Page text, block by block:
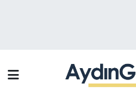
Efeler Trafik